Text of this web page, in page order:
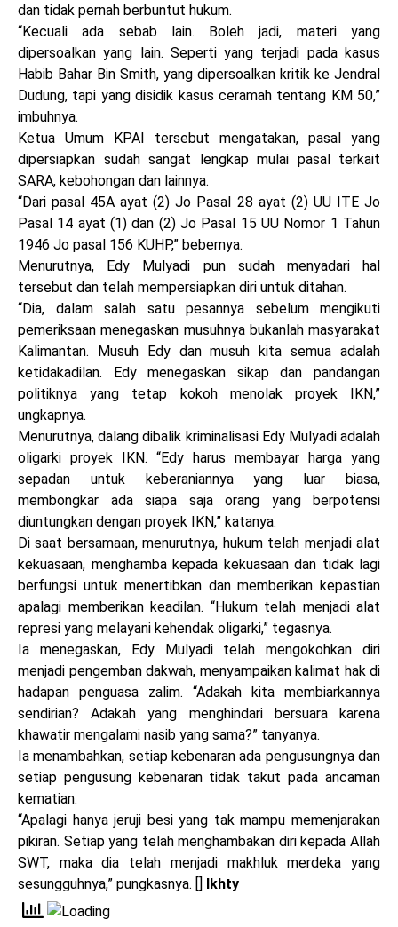
dan tidak pernah berbuntut hukum.
“Kecuali ada sebab lain. Boleh jadi, materi yang
dipersoalkan yang lain. Seperti yang terjadi pada kasus
Habib Bahar Bin Smith, yang dipersoalkan kritik ke Jendral
Dudung, tapi yang disidik kasus ceramah tentang KM 50,”
imbuhnya.
Ketua Umum KPAI tersebut mengatakan, pasal yang
dipersiapkan sudah sangat lengkap mulai pasal terkait
SARA, kebohongan dan lainnya.
“Dari pasal 45A ayat (2) Jo Pasal 28 ayat (2) UU ITE Jo
Pasal 14 ayat (1) dan (2) Jo Pasal 15 UU Nomor 1 Tahun
1946 Jo pasal 156 KUHP,” bebernya.
Menurutnya, Edy Mulyadi pun sudah menyadari hal
tersebut dan telah mempersiapkan diri untuk ditahan.
“Dia, dalam salah satu pesannya sebelum mengikuti
pemeriksaan menegaskan musuhnya bukanlah masyarakat
Kalimantan. Musuh Edy dan musuh kita semua adalah
ketidakadilan. Edy menegaskan sikap dan pandangan
politiknya yang tetap kokoh menolak proyek IKN,”
ungkapnya.
Menurutnya, dalang dibalik kriminalisasi Edy Mulyadi adalah
oligarki proyek IKN. “Edy harus membayar harga yang
sepadan untuk keberaniannya yang luar biasa,
membongkar ada siapa saja orang yang berpotensi
diuntungkan dengan proyek IKN,” katanya.
Di saat bersamaan, menurutnya, hukum telah menjadi alat
kekuasaan, menghamba kepada kekuasaan dan tidak lagi
berfungsi untuk menertibkan dan memberikan kepastian
apalagi memberikan keadilan. “Hukum telah menjadi alat
represi yang melayani kehendak oligarki,” tegasnya.
Ia menegaskan, Edy Mulyadi telah mengokohkan diri
menjadi pengemban dakwah, menyampaikan kalimat hak di
hadapan penguasa zalim. “Adakah kita membiarkannya
sendirian? Adakah yang menghindari bersuara karena
khawatir mengalami nasib yang sama?” tanyanya.
Ia menambahkan, setiap kebenaran ada pengusungnya dan
setiap pengusung kebenaran tidak takut pada ancaman
kematian.
“Apalagi hanya jeruji besi yang tak mampu memenjarakan
pikiran. Setiap yang telah menghambakan diri kepada Allah
SWT, maka dia telah menjadi makhluk merdeka yang
sesungguhnya,” pungkasnya. [] Ikhty